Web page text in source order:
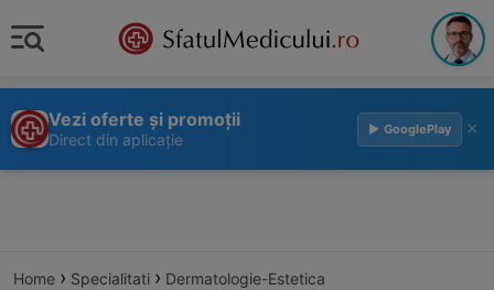
Vezi oferte și promoții
Direct din aplicație
▶ GooglePlay ×
Home › Specialitati › Dermatologie-Estetica